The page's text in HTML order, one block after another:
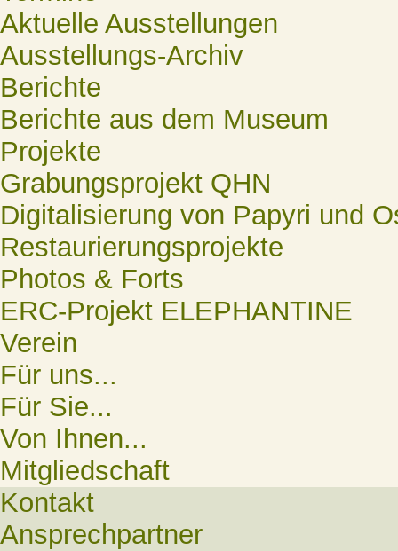
Aktuelle Ausstellungen
Ausstellungs-Archiv
Berichte
Berichte aus dem Museum
Projekte
Grabungsprojekt QHN
Digitalisierung von Papyri und
Restaurierungsprojekte
Photos & Forts
ERC-Projekt ELEPHANTINE
Verein
Für uns...
Für Sie...
Von Ihnen...
Mitgliedschaft
Kontakt
Ansprechpartner